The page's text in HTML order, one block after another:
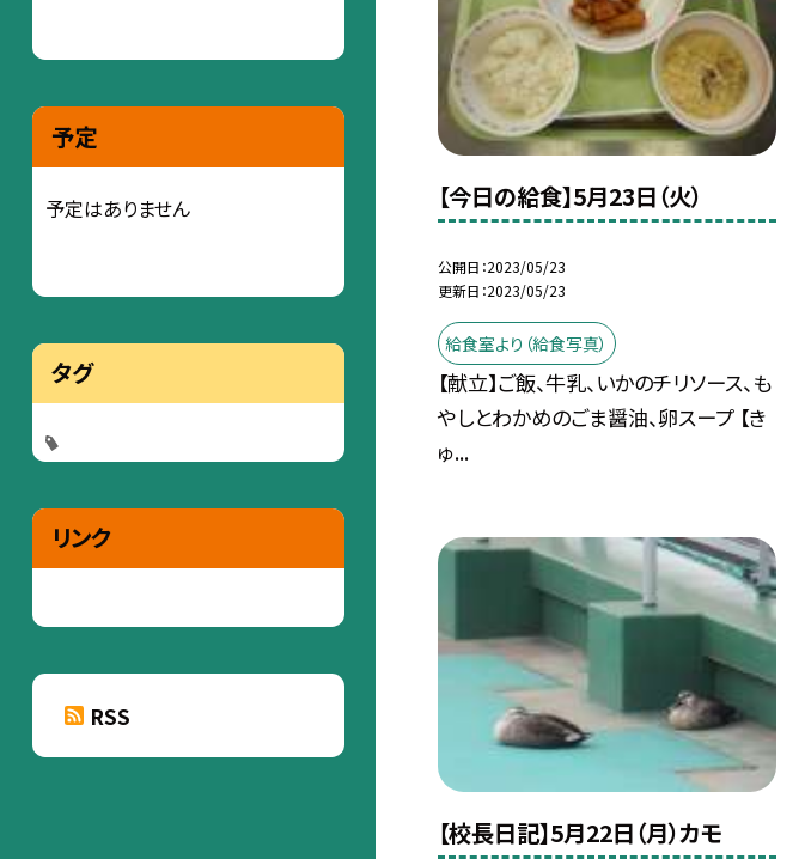
【今日の給食】5月23日（火）
公開日 2023/05/23
更新日 2023/05/23
給食室より（給食写真）
【献立】ご飯、牛乳、いかのチリソース、も
やしとわかめのごま醤油、卵スープ 【き
ゅ...
【校長日記】5月22日（月）カモ
予定
予定はありません
タグ
リンク
RSS